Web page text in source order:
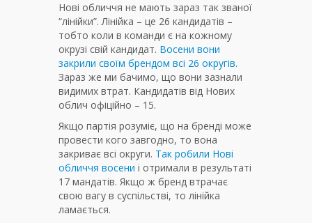
Нові обличчя не мають зараз так званої
“лінійки”. Лінійка – це 26 кандидатів –
тобто коли в команди є на кожному
окрузі свій кандидат. Восени вони
закрили своїм брендом всі 26 округів.
Зараз же ми бачимо, що вони зазнали
видимих втрат. Кандидатів від Нових
облич офіційно – 15.
Якщо партія розуміє, що на бренді може
провести кого завгодно, то вона
закриває всі округи. Так робили Нові
обличчя восени і отримали в результаті
17 мандатів. Якщо ж бренд втрачає
свою вагу в суспільстві, то лінійка
ламається.